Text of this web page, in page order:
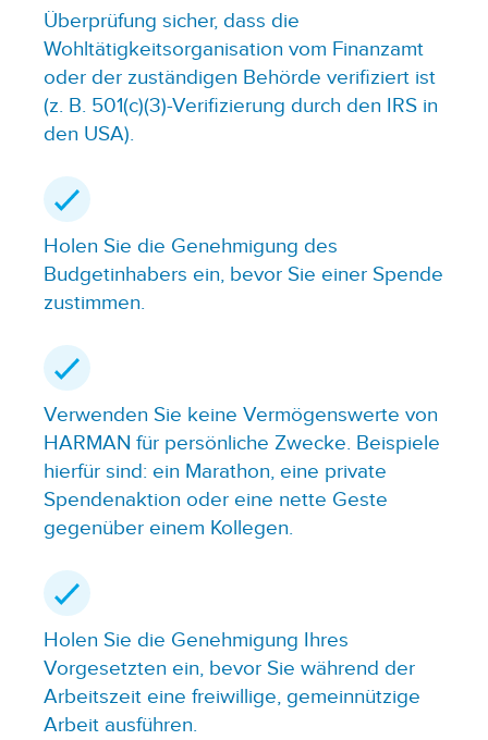
Überprüfung sicher, dass die
Wohltätigkeitsorganisation vom Finanzamt
oder der zuständigen Behörde verifiziert ist
(z. B. 501(c)(3)-Verifizierung durch den IRS in
den USA).
Holen Sie die Genehmigung des
Budgetinhabers ein, bevor Sie einer Spende
zustimmen.
Verwenden Sie keine Vermögenswerte von
HARMAN für persönliche Zwecke. Beispiele
hierfür sind: ein Marathon, eine private
Spendenaktion oder eine nette Geste
gegenüber einem Kollegen.
Holen Sie die Genehmigung Ihres
Vorgesetzten ein, bevor Sie während der
Arbeitszeit eine freiwillige, gemeinnützige
Arbeit ausführen.